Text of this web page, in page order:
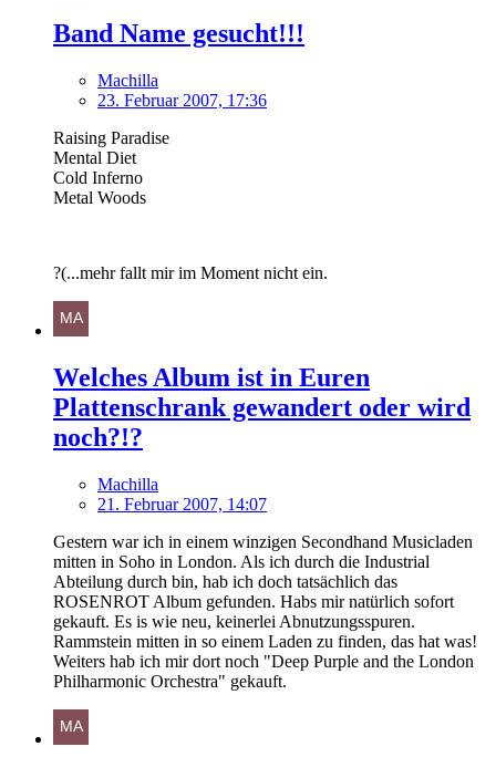
Band Name gesucht!!!
Machilla
23. Februar 2007, 17:36
Raising Paradise
Mental Diet
Cold Inferno
Metal Woods
?(...mehr fallt mir im Moment nicht ein.
Welches Album ist in Euren
Plattenschrank gewandert oder wird
noch?!?
Machilla
21. Februar 2007, 14:07
Gestern war ich in einem winzigen Secondhand Musicladen
mitten in Soho in London. Als ich durch die Industrial
Abteilung durch bin, hab ich doch tatsächlich das
ROSENROT Album gefunden. Habs mir natürlich sofort
gekauft. Es is wie neu, keinerlei Abnutzungsspuren.
Rammstein mitten in so einem Laden zu finden, das hat was!
Weiters hab ich mir dort noch "Deep Purple and the London
Philharmonic Orchestra" gekauft.